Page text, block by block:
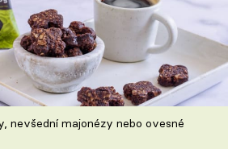
nevšední majonézy nebo ovesné